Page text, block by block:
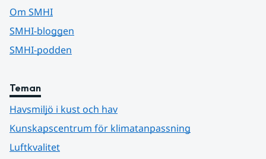
Om SMHI
SMHI-bloggen
SMHI-podden
Teman
Havsmiljö i kust och hav
Kunskapscentrum för klimatanpassning
Luftkvalitet